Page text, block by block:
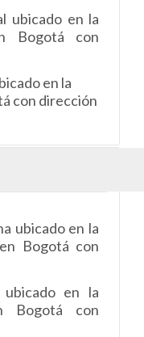
ubicado en la
Bogotá con
en la
con dirección
ubicado en la
Bogotá con
en la
Bogotá con